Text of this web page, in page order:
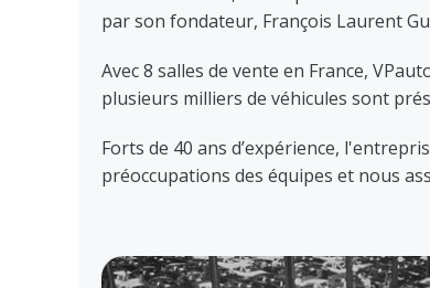
par son fondateur, François Laurent
Avec 8 salles de vente en France,
plusieurs milliers de véhicules sont
Forts de 40 ans d’expérience,
préoccupations des équipes et nous